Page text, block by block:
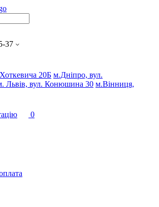
37
20Б м.Дніпро, вул.
Львів, вул. Конюшина 30 м.Вінниця,
0